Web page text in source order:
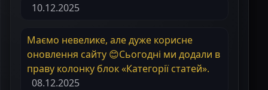
10.12.2025
Маємо невелике, але дуже корисне
оновлення сайту 😊Сьогодні ми додали в
праву колонку блок «Категорії статей».
08.12.2025